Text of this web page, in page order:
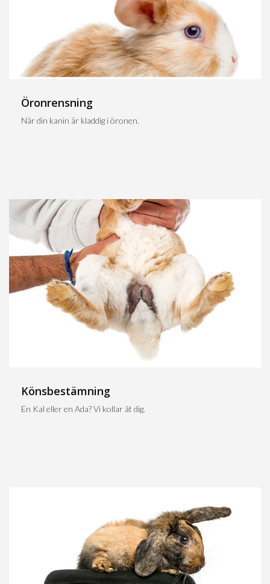
Öronrensning
När din kanin är kladdig i öronen.
Könsbestämning
En Kal eller en Ada? Vi kollar åt dig.